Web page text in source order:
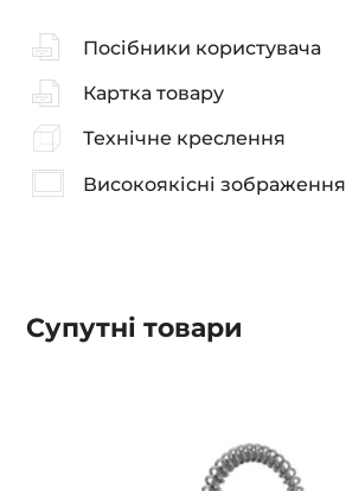
Посібники користувача
Картка товару
Технічне креслення
Високоякісні зображення
Супутні товари